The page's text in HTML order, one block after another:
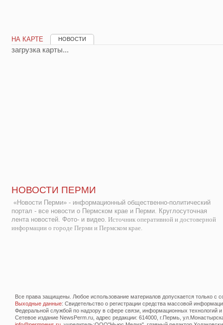
НА КАРТЕ НОВОСТИ
загрузка карты...
НОВОСТИ ПЕРМИ
«Новости Перми» - информационный общественно-политический
портал - все новости о Пермском крае и Перми. Круглосуточная
лента новостей. Фото- и видео. Источник оперативной и достоверной
информации о городе Перми и Пермском крае.
Все права защищены. Любое использование материалов допускается только с
Выходные данные: Свидетельство о регистрации средства массовой
Федеральной службой по надзору в сфере связи, информационных технологий
Сетевое издание NewsPerm.ru, адрес редакции: 614000, г.Пермь,